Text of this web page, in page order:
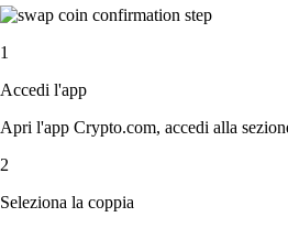
1
Accedi l'app
Apri l'app Crypto.com, accedi alla
2
Seleziona la coppia